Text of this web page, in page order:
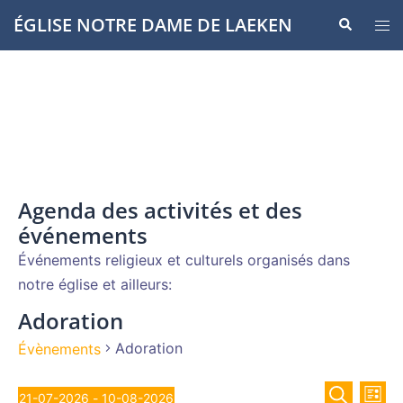
Aller
auÉGLISE NOTRE DAME DE LAEKEN
le
Agenda des activités et des
événements
Événements religieux et culturels organisés dans
notre église et ailleurs:
Adoration
Évènements Adoration
Évènements
21-07-2026 - 10-08-2026